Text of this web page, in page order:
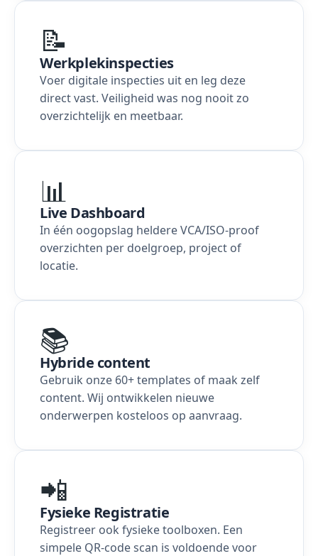
📝
Werkplekinspecties
Voer digitale inspecties uit en leg deze
direct vast. Veiligheid was nog nooit zo
overzichtelijk en meetbaar.
📊
Live Dashboard
In één oogopslag heldere VCA/ISO-proof
overzichten per doelgroep, project of
locatie.
📚
Hybride content
Gebruik onze 60+ templates of maak zelf
content. Wij ontwikkelen nieuwe
onderwerpen kosteloos op aanvraag.
📲
Fysieke Registratie
Registreer ook fysieke toolboxen. Een
simpele QR-code scan is voldoende voor